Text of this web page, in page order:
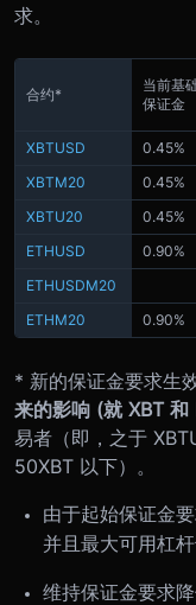
求。
合约*
当前基
保证金
XBTUSD
0.45%
XBTM20
0.45%
XBTU20
0.45%
ETHUSD
0.90%
ETHUSDM20
ETHM20
0.90%
* 新的保证金要求生
来的影响 (就 XBT 和
易者（即，之于
50XBT 以下）。
由于起始保证金
并且最大可用杠杆
维持保证金要求